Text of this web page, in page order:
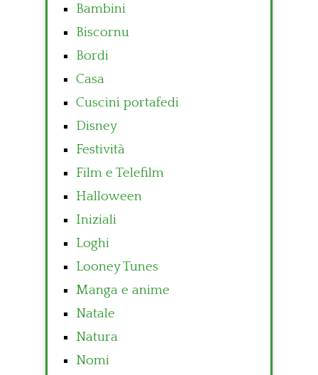
Bambini
Biscornu
Bordi
Casa
Cuscini portafedi
Disney
Festività
Film e Telefilm
Halloween
Iniziali
Loghi
Looney Tunes
Manga e anime
Natale
Natura
Nomi